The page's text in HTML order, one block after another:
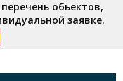
обьектов,
заявке.